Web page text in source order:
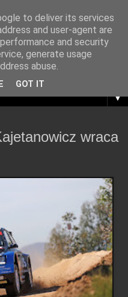
▼
wraca
to deliver its services
and user-agent are
and security
generate usage
abuse.
GOT IT